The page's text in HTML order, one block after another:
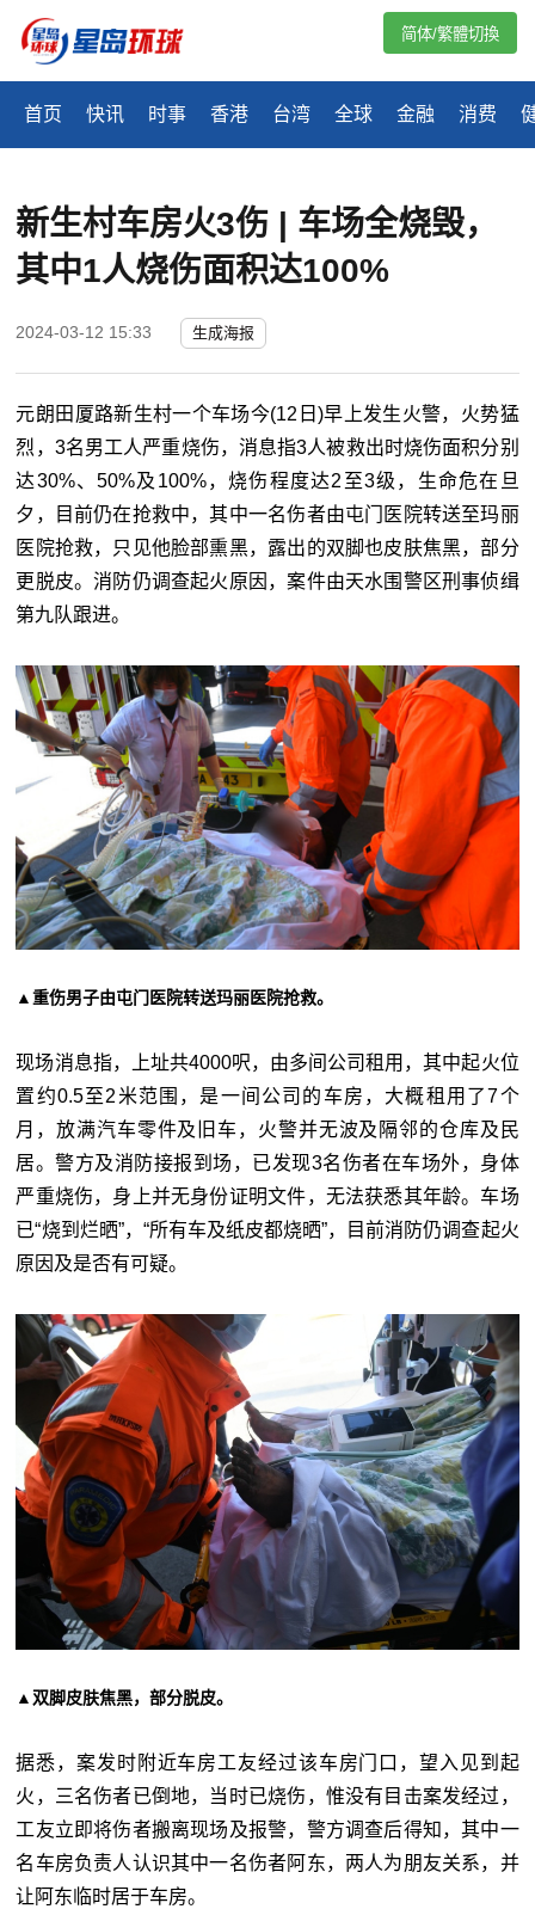
首页 快讯 时事 香港 台湾 全球 金融 消费
简体/繁體切換
新生村车房火3伤 | 车场全烧毁，
其中1人烧伤面积达100%
2024-03-12 15:33 生成海报
元朗田厦路新生村一个车场今(12日)早上发生火警，火势猛
烈，3名男工人严重烧伤，消息指3人被救出时烧伤面积分别
达30%、50%及100%，烧伤程度达2至3级，生命危在旦
夕，目前仍在抢救中，其中一名伤者由屯门医院转送至玛丽
医院抢救，只见他脸部熏黑，露出的双脚也皮肤焦黑，部分
更脱皮。消防仍调查起火原因，案件由天水围警区刑事侦缉
第九队跟进。
▲重伤男子由屯门医院转送玛丽医院抢救。
现场消息指，上址共4000呎，由多间公司租用，其中起火位
置约0.5至2米范围，是一间公司的车房，大概租用了7个
月，放满汽车零件及旧车，火警并无波及隔邻的仓库及民
居。警方及消防接报到场，已发现3名伤者在车场外，身体
严重烧伤，身上并无身份证明文件，无法获悉其年龄。车场
已“烧到烂晒”，“所有车及纸皮都烧晒”，目前消防仍调查起火
原因及是否有可疑。
▲双脚皮肤焦黑，部分脱皮。
据悉，案发时附近车房工友经过该车房门口，望入见到起
火，三名伤者已倒地，当时已烧伤，惟没有目击案发经过，
工友立即将伤者搬离现场及报警，警方调查后得知，其中一
名车房负责人认识其中一名伤者阿东，两人为朋友关系，并
让阿东临时居于车房。